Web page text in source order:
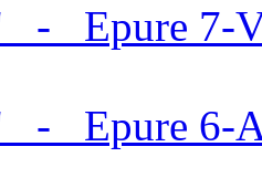
- Epure 7-
- Epure 6-